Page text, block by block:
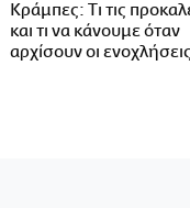
Κράμπες: Τι τις
και τι να κάνουμε όταν
αρχίσουν οι ενοχλήσεις